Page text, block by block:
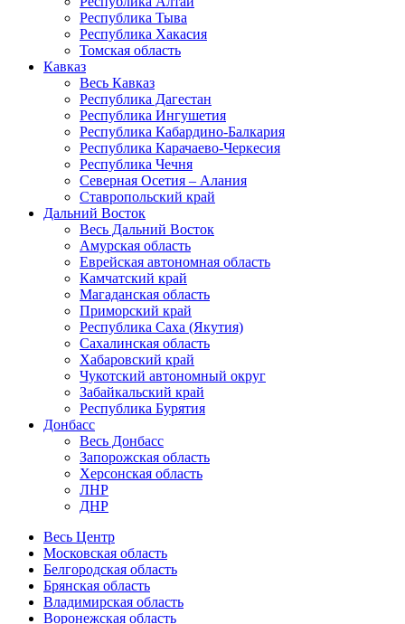
Республика Тыва
Республика Хакасия
Томская область
Кавказ
Весь Кавказ
Республика Дагестан
Республика Ингушетия
Республика Кабардино-Балкария
Республика Карачаево-Черкесия
Республика Чечня
Северная Осетия – Алания
Ставропольский край
Дальний Восток
Весь Дальний Восток
Амурская область
Еврейская автономная область
Камчатский край
Магаданская область
Приморский край
Республика Саха (Якутия)
Сахалинская область
Хабаровский край
Чукотский автономный округ
Забайкальский край
Республика Бурятия
Донбасс
Весь Донбасс
Запорожская область
Херсонская область
ЛНР
ДНР
Весь Центр
Московская область
Белгородская область
Брянская область
Владимирская область
Воронежская область